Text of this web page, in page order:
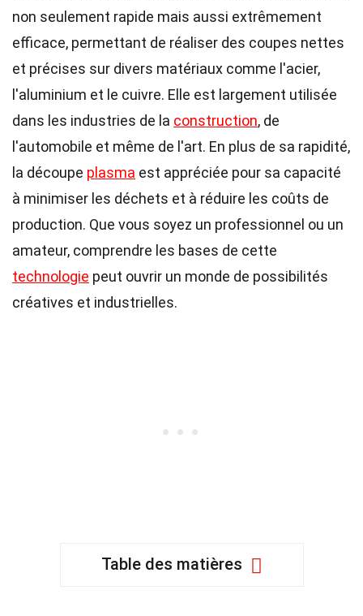
non seulement rapide mais aussi extrêmement
efficace, permettant de réaliser des coupes nettes
et précises sur divers matériaux comme l'acier,
l'aluminium et le cuivre. Elle est largement utilisée
dans les industries de la construction, de
l'automobile et même de l'art. En plus de sa rapidité,
la découpe plasma est appréciée pour sa capacité
à minimiser les déchets et à réduire les coûts de
production. Que vous soyez un professionnel ou un
amateur, comprendre les bases de cette
technologie peut ouvrir un monde de possibilités
créatives et industrielles.
Table des matières